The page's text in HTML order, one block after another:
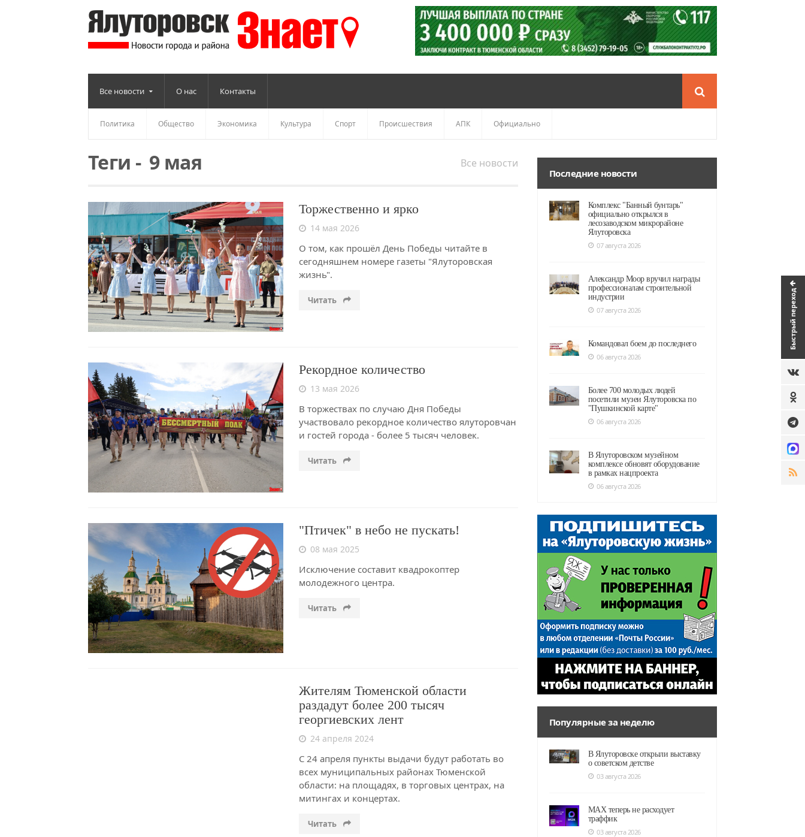
Быстрый переход
Все новости О нас Контакты
Политика Общество Экономика Культура Спорт Происшествия АПК Официально
Все новости
Теги -9 мая
Читать
Торжественно и ярко
14 мая 2026
О том, как прошёл День Победы читайте в
сегодняшнем номере газеты "Ялуторовская
жизнь".
Читать
Читать
Рекордное количество
13 мая 2026
В торжествах по случаю Дня Победы
участвовало рекордное количество ялуторовчан
и гостей города - более 5 тысяч человек.
Читать
Читать
"Птичек" в небо не пускать!
08 мая 2025
Исключение составит квадрокоптер
молодежного центра.
Читать
Жителям Тюменской области
раздадут более 200 тысяч
георгиевских лент
24 апреля 2024
С 24 апреля пункты выдачи будут работать во
всех муниципальных районах Тюменской
области: на площадях, в торговых центрах, на
митингах и концертах.
Читать
Последние новости
Комплекс "Банный бунтарь"
официально открылся в
лесозаводском микрорайоне
Ялуторовска
07 августа 2026
Александр Моор вручил награды
профессионалам строительной
индустрии
07 августа 2026
Командовал боем до последнего
06 августа 2026
Более 700 молодых людей
посетили музеи Ялуторовска по
"Пушкинской карте"
06 августа 2026
В Ялуторовском музейном
комплексе обновят оборудование
в рамках нацпроекта
06 августа 2026
Популярные за неделю
В Ялуторовске открыли выставку
о советском детстве
03 августа 2026
MAX теперь не расходует
траффик
03 августа 2026